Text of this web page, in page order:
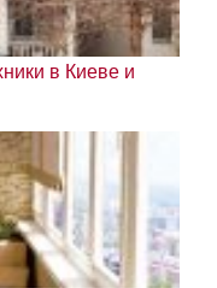
в Киеве и